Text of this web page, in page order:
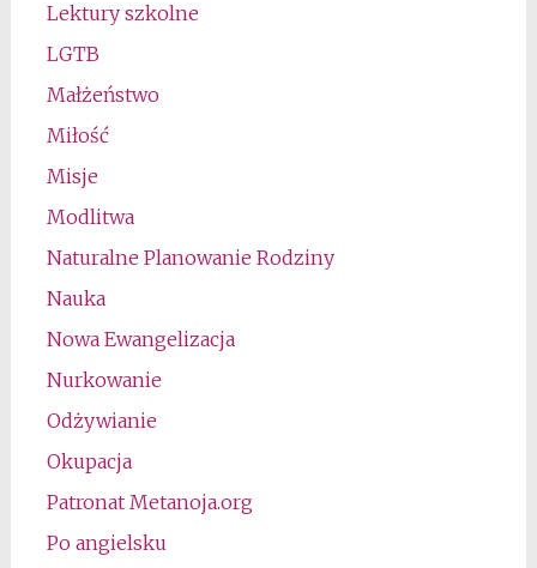
Lektury szkolne
LGTB
Małżeństwo
Miłość
Misje
Modlitwa
Naturalne Planowanie Rodziny
Nauka
Nowa Ewangelizacja
Nurkowanie
Odżywianie
Okupacja
Patronat Metanoja.org
Po angielsku